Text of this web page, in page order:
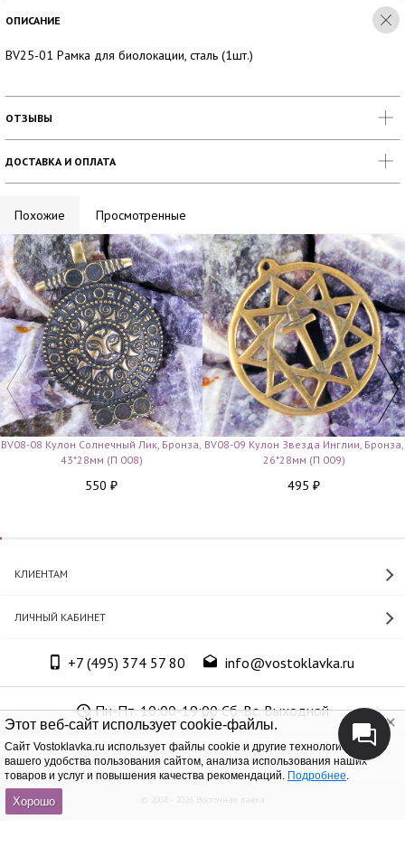
Этот веб-сайт использует cookie-файлы.
Cайт Vostoklavka.ru использует файлы cookie и другие технологии для
вашего удобства пользования сайтом, анализа использования наших
товаров и услуг и повышения качества рекомендаций. Подробнее.
Хорошо
ОПИСАНИЕ
BV25-01 Рамка для биолокации, сталь (1шт.)
ОТЗЫВЫ
ДОСТАВКА И ОПЛАТА
Похожие Просмотренные
BV08-08 Кулон Солнечный Лик, Бронза,
43*28мм (П 008)
550 ₽
BV08-09 Кулон Звезда Инглии, Бронза,
26*28мм (П 009)
495 ₽
КЛИЕНТАМ
ЛИЧНЫЙ КАБИНЕТ
+7 (495) 374 57 80 info@vostoklavka.ru
Пн-Пт. 10:00-19:00 Сб-Вс. Выходной
ООО «Юнит Групп», ОГРН 1147746305574